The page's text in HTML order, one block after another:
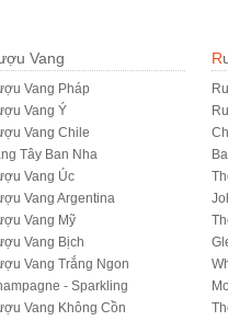
Vang
Vang Pháp
Vang Ý
Vang Chile
Tây Ban Nha
Vang Úc
Vang Argentina
Vang Mỹ
Vang Bịch
Vang Trắng Ngon
- Sparkling
Vang Không Cồn